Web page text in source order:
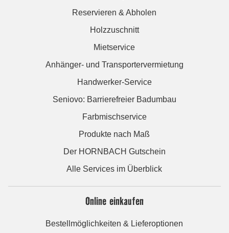
Reservieren & Abholen
Holzzuschnitt
Mietservice
Anhänger- und Transportervermietung
Handwerker-Service
Seniovo: Barrierefreier Badumbau
Farbmischservice
Produkte nach Maß
Der HORNBACH Gutschein
Alle Services im Überblick
Online einkaufen
Bestellmöglichkeiten & Lieferoptionen